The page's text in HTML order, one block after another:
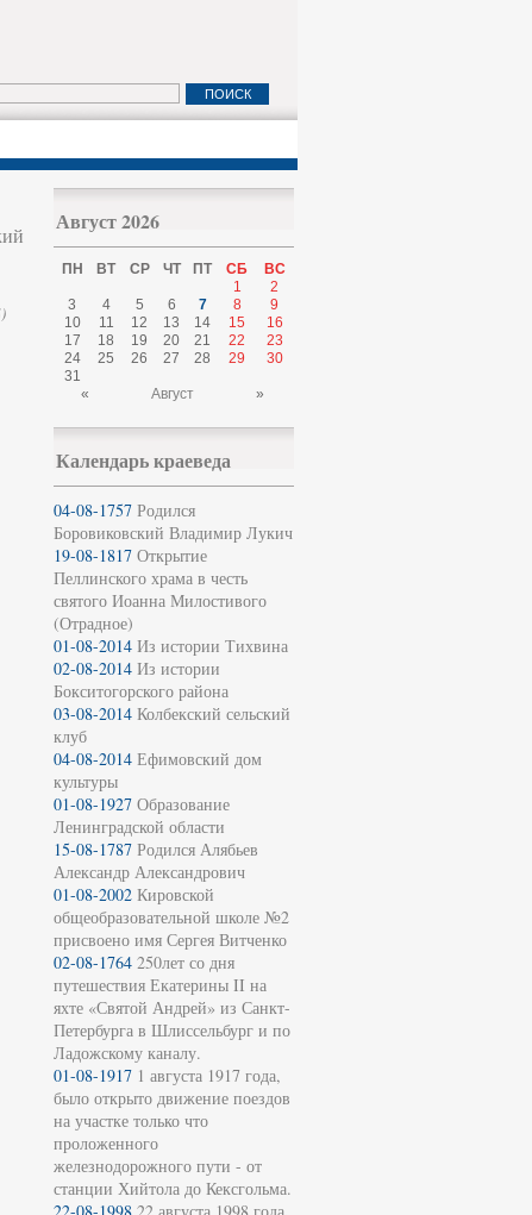
Август 2026
ПН ВТ СР ЧТ ПТ СБ
ВС
1
2
3
4 5 6 7 8
9
10
11 12 13 14 15
16
17
18 19 20 21 22
23
24
25 26 27 28 29
30
31
«
Август »
Календарь краеведа
04-08-1757 Родился
Боровиковский Владимир Лукич
19-08-1817 Открытие
Пеллинского храма в честь
святого Иоанна Милостивого
(Отрадное)
01-08-2014 Из истории Тихвина
02-08-2014 Из истории
Бокситогорского района
03-08-2014 Колбекский сельский
клуб
04-08-2014 Ефимовский дом
культуры
01-08-1927 Образование
Ленинградской области
15-08-1787 Родился Алябьев
Александр Александрович
01-08-2002 Кировской
общеобразовательной школе №2
присвоено имя Сергея Витченко
02-08-1764 250лет со дня
путешествия Екатерины II на
яхте «Святой Андрей» из Санкт-
Петербурга в Шлиссельбург и по
Ладожскому каналу.
01-08-1917 1 августа 1917 года,
было открыто движение поездов
на участке только что
проложенного
железнодорожного пути - от
станции Хийтола до Кексгольма.